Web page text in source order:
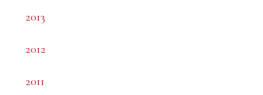
2013
2012
2011